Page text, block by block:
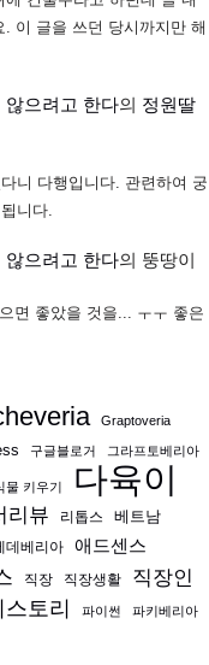
이 글을 쓰던 당시까지만 해
않으려고 한다의 정원딸
니 다행입니다. 관련하여 궁
니다.
않으려고 한다의 뚱땅이
면 좋았을 것을... ㅜㅜ 좋은
Graptoveria
구글블로거 그라프토베리아
물 키우기 다육이
리뷰 리톱스
베트남
데베리아 애드센스
직장 직장생활 직장인
스토리 파이썬 파키베리아